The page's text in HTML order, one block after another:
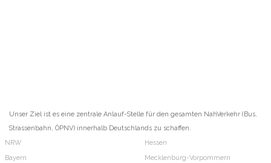
Unser Ziel ist es eine zentrale Anlauf-Stelle für den gesamten NahVerkehr (Bus,
Strassenbahn, ÖPNV) innerhalb Deutschlands zu schaffen.
NRW
Bayern
Hessen
Mecklenburg-Vorpommern